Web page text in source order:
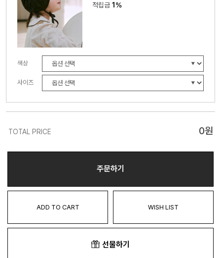
적립금1%
색상
사이즈
TOTAL PRICE 0원
주문하기
ADD TO CART WISH LIST
선물하기